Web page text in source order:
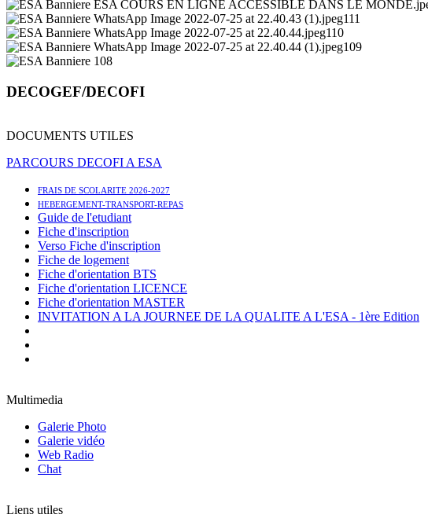
DECOGEF/DECOFI
DOCUMENTS UTILES
PARCOURS DECOFI A ESA
FRAIS DE SCOLARITE 2026-2027
HEBERGEMENT-TRANSPORT-REPAS
Guide de l'etudiant
Fiche d'inscription
Verso Fiche d'inscription
Fiche de logement
Fiche d'orientation BTS
Fiche d'orientation LICENCE
Fiche d'orientation MASTER
INVITATION A LA JOURNEE DE LA QUALITE A L'ESA - 1ère Edition
Multimedia
Galerie Photo
Galerie vidéo
Web Radio
Chat
Liens utiles